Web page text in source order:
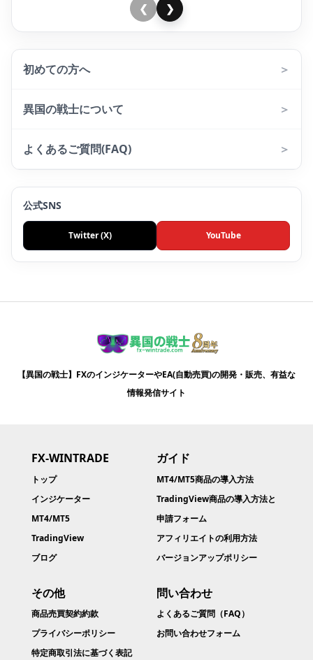
❮ ❯
初めての方へ ＞
異国の戦士について ＞
よくあるご質問(FAQ) ＞
公式SNS
Twitter (X) YouTube
【異国の戦士】FXのインジケーターやEA(自動売買)の開発・販売、有益な
情報発信サイト
FX-WINTRADE
トップ
インジケーター
MT4/MT5
TradingView
ブログ
ガイド
MT4/MT5商品の導入方法
TradingView商品の導入方法と
申請フォーム
アフィリエイトの利用方法
バージョンアップポリシー
その他
商品売買契約約款​
プライバシーポリシー
特定商取引法に基づく表記
問い合わせ
よくあるご質問（FAQ）
お問い合わせフォーム